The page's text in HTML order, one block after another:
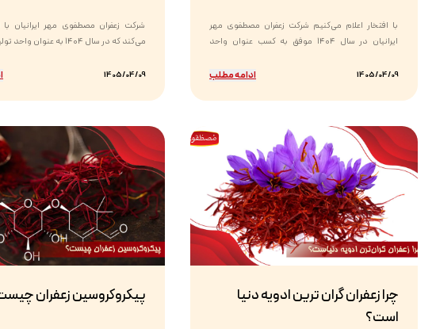
با افتخار اعلام می‌کنیم شرکت زعفران مصطفوی مهر
ایرانیان در سال ۱۴۰۴ موفق به کسب عنوان واحد
1405/04/09 ادامه مطلب
شرکت زعفران مصطفوی مهر ایرانیان با
می‌کند که در سال ۱۴۰۴ به عنوان واحد تولیدی نمونه...
1405/04/09
چرا زعفران گران ترین ادویه دنیا
است؟
پیکروکروسین زعفران